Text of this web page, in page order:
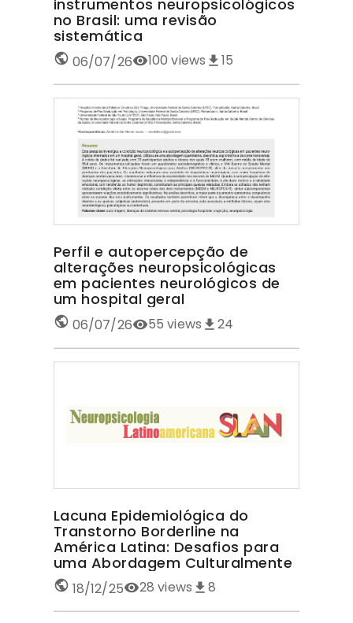
instrumentos neuropsicológicos
no Brasil: uma revisão
sistemática
06/07/26 100 views 15
Perfil e autopercepção de
alterações neuropsicológicas
em pacientes neurológicos de
um hospital geral
06/07/26 55 views 24
Lacuna Epidemiológica do
Transtorno Borderline na
América Latina: Desafios para
uma Abordagem Culturalmente
Sensível TRANSTORNO
BORDERLINE NA AMÉRICA LATINA
18/12/25 28 views 8